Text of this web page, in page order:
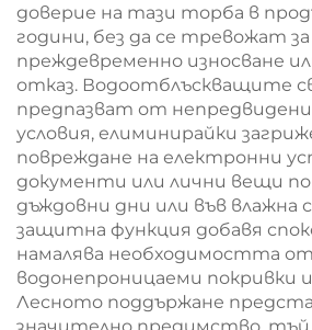
доверие на тази торба в
години, без да се тревожат за
преждевременно износване
отказ. Водоотблъскващите
предпазват от
условия, елиминирайки
повреждане на електронни
документи или лични вещи
дъждовни дни или във влажна
защитна функция добавя
намалява необходимостта
водонепроницаеми покривки
Лесното поддържане